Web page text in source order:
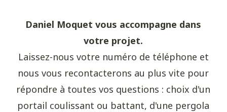
Daniel Moquet vous accompagne dans
votre projet.
Laissez-nous votre numéro de téléphone et
nous vous recontacterons au plus vite pour
répondre à toutes vos questions : choix d'un
portail coulissant ou battant, d'une pergola